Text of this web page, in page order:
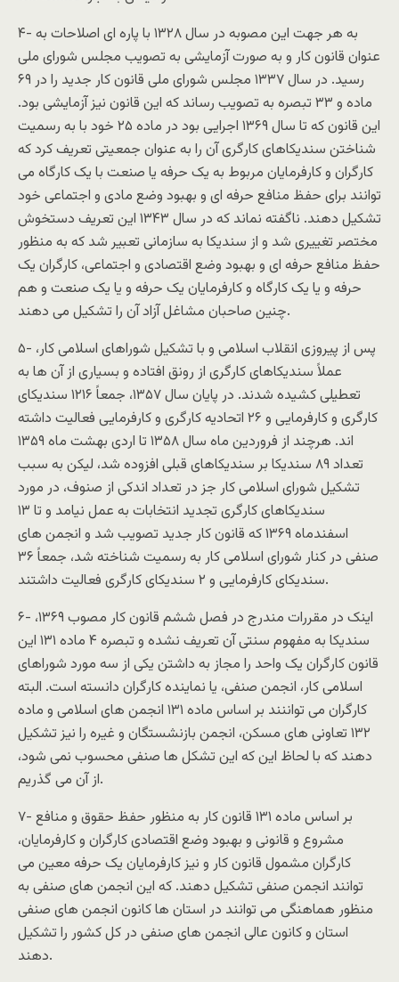
۴- به هر جهت این مصوبه در سال ۱۳۲۸ با پاره ای اصلاحات به
عنوان قانون کار و به صورت آزمایشی به تصویب مجلس شورای ملی
رسید. در سال ۱۳۳۷ مجلس شورای ملی قانون کار جدید را در ۶۹
ماده و ۳۳ تبصره به تصویب رساند که این قانون نیز آزمایشی بود.
این قانون که تا سال ۱۳۶۹ اجرایی بود در ماده ۲۵ خود با به رسمیت
شناختن سندیکاهای کارگری آن را به عنوان جمعیتی تعریف کرد که
کارگران و کارفرمایان مربوط به یک حرفه یا صنعت با یک کارگاه می
توانند برای حفظ منافع حرفه ای و بهبود وضع مادی و اجتماعی خود
تشکیل دهند. ناگفته نماند که در سال ۱۳۴۳ این تعریف دستخوش
مختصر تغییری شد و از سندیکا به سازمانی تعبیر شد که به منظور
حفظ منافع حرفه ای و بهبود وضع اقتصادی و اجتماعی، کارگران یک
حرفه و یا یک کارگاه و کارفرمایان یک حرفه و یا یک صنعت و هم
چنین صاحبان مشاغل آزاد آن را تشکیل می دهند.
۵- پس از پیروزی انقلاب اسلامی و با تشکیل شوراهای اسلامی کار،
عملاً سندیکاهای کارگری از رونق افتاده و بسیاری از آن ها به
تعطیلی کشیده شدند. در پایان سال ۱۳۵۷، جمعاً ۱۲۱۶ سندیکای
کارگری و کارفرمایی و ۲۶ اتحادیه کارگری و کارفرمایی فعالیت داشته
اند. هرچند از فروردین ماه سال ۱۳۵۸ تا اردی بهشت ماه ۱۳۵۹
تعداد ۸۹ سندیکا بر سندیکاهای قبلی افزوده شد، لیکن به سبب
تشکیل شورای اسلامی کار جز در تعداد اندکی از صنوف، در مورد
سندیکاهای کارگری تجدید انتخابات به عمل نیامد و تا ۱۳
اسفندماه ۱۳۶۹ که قانون کار جدید تصویب شد و انجمن های
صنفی در کنار شورای اسلامی کار به رسمیت شناخته شد، جمعاً ۳۶
سندیکای کارفرمایی و ۲ سندیکای کارگری فعالیت داشتند.
۶- اینک در مقررات مندرج در فصل ششم قانون کار مصوب ۱۳۶۹،
سندیکا به مفهوم سنتی آن تعریف نشده و تبصره ۴ ماده ۱۳۱ این
قانون کارگران یک واحد را مجاز به داشتن یکی از سه مورد شوراهای
اسلامی کار، انجمن صنفی، یا نماینده کارگران دانسته است. البته
کارگران می تواننند بر اساس ماده ۱۳۱ انجمن های اسلامی و ماده
۱۳۲ تعاونی های مسکن، انجمن بازنشستگان و غیره را نیز تشکیل
دهند که با لحاظ این که این تشکل ها صنفی محسوب نمی شود،
از آن می گذریم.
۷- بر اساس ماده ۱۳۱ قانون کار به منظور حفظ حقوق و منافع
مشروع و قانونی و بهبود وضع اقتصادی کارگران و کارفرمایان،
کارگران مشمول قانون کار و نیز کارفرمایان یک حرفه معین می
توانند انجمن صنفی تشکیل دهند. که این انجمن های صنفی به
منظور هماهنگی می توانند در استان ها کانون انجمن های صنفی
استان و کانون عالی انجمن های صنفی در کل کشور را تشکیل
دهند.